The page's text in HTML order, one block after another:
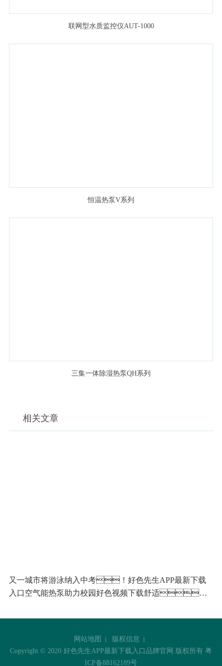
联网型水质监控仪AUT-1000
恒温热泵V系列
三集一体除湿热泵QH系列
相关文章
又一城市将游泳纳入中考！好色先生APP最新下载
入口空气能热泵助力校园好色视频下载舒适、
网站地图
版权信息
Copyright © 2020 好色先生APP最新下载入口品牌官网 版权所有 粤
ICP备88162189号